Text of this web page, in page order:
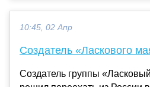
10:45, 02 Апр
Создатель «Ласкового
Создатель группы